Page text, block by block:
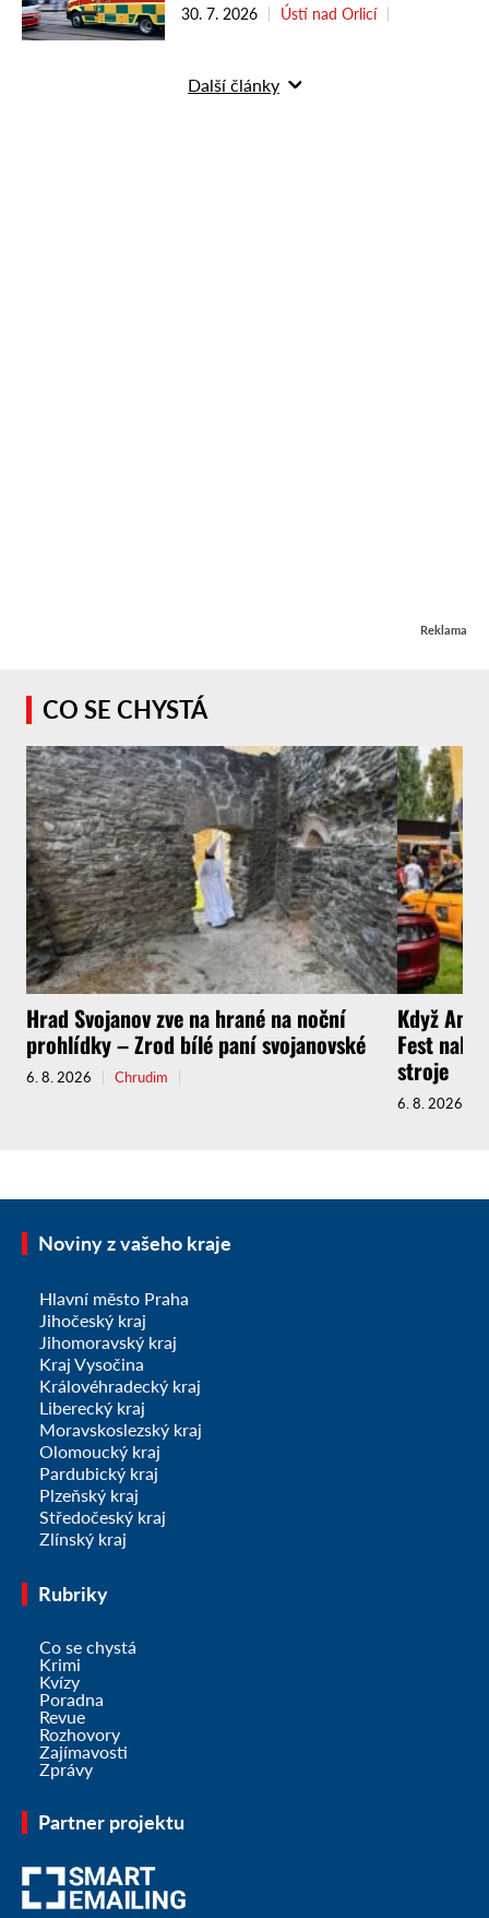
30. 7. 2026 Ústí nad Orlicí
Další články
Reklama
CO SE CHYSTÁ
Hrad Svojanov zve na hrané na noční
prohlídky – Zrod bílé paní svojanovské
6. 8. 2026 Chrudim
Když
Fest
stroje
6. 8. 2026
Noviny z vašeho kraje
Hlavní město Praha
Jihočeský kraj
Jihomoravský kraj
Kraj Vysočina
Královéhradecký kraj
Liberecký kraj
Moravskoslezský kraj
Olomoucký kraj
Pardubický kraj
Plzeňský kraj
Středočeský kraj
Zlínský kraj
Rubriky
Co se chystá
Krimi
Kvízy
Poradna
Revue
Rozhovory
Zajímavosti
Zprávy
Partner projektu